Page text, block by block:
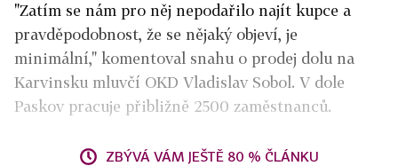
"Zatím se nám pro něj nepodařilo najít kupce a
pravděpodobnost, že se nějaký objeví, je
minimální," komentoval snahu o prodej dolu na
Karvinsku mluvčí OKD Vladislav Sobol. V dole
Paskov pracuje přibližně 2500 zaměstnanců.
ZBÝVÁ VÁM JEŠTĚ 80 % ČLÁNKU